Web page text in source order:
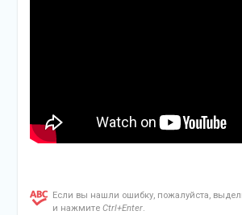
Если вы нашли ошибку, пожалуйста,
и нажмите Ctrl+Enter.